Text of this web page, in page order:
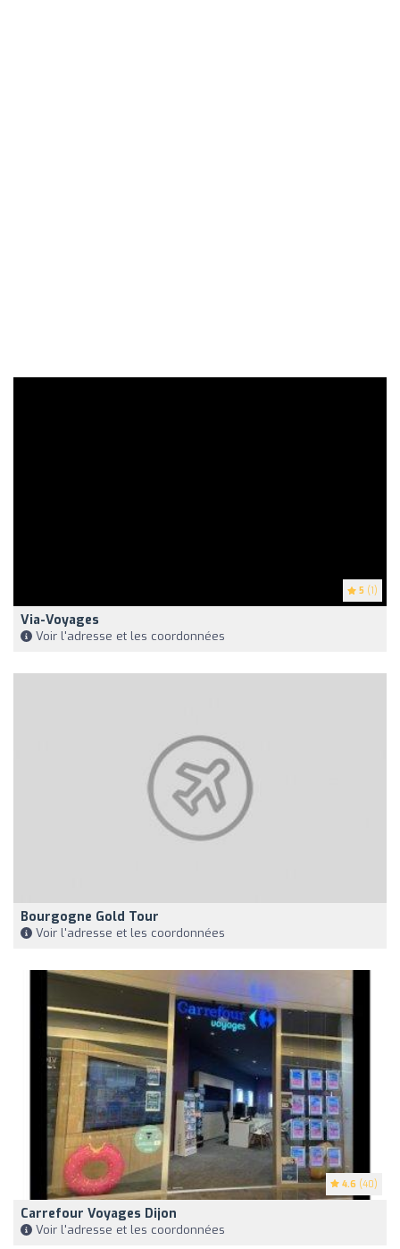
5 (1)
Via-Voyages
Voir l'adresse et les coordonnées
Bourgogne Gold Tour
Voir l'adresse et les coordonnées
4.6 (40)
Carrefour Voyages Dijon
Voir l'adresse et les coordonnées